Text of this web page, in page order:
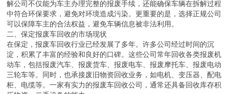
解公司不仅能为车主办理完整的报废手续，还能确保车辆在拆解过程
中符合环保要求，避免对环境造成污染。更重要的是，选择正规公司
可以保障车主的合法权益，避免车辆信息被非法利用。
二、保定报废车回收的市场现状
在保定，报废车回收行业已经发展了多年。许多公司经过时间的沉
淀，积累了丰富的经验和良好的口碑。这些公司常年回收各类报废机
动车，包括报废汽车、报废货车、报废电车、报废摩托车、报废电动
三轮车等。同时，也承接废旧物资回收业务，如电机、变压器、配电
柜、电缆等。一家有实力的报废车回收公司，通常还具备回收库存积